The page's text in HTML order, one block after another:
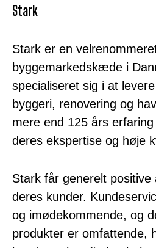
Stark
Stark er en
byggemarkedskæde i
specialiseret sig i at
byggeri, renovering og
mere end 125 års
deres ekspertise og høje
Stark får generelt positive
deres kunder.
og imødekommende, og
produkter er omfattende,